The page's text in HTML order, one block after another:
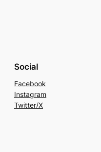
Social
Facebook
Instagram
Twitter/X